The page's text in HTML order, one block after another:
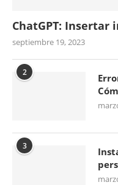
ChatGPT: Insertar
septiembre 19, 2023
2
3